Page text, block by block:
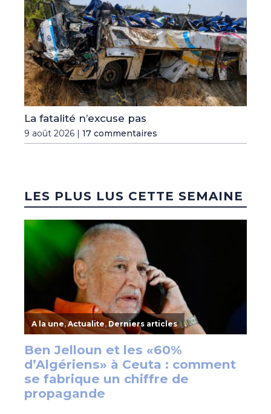
La fatalité n’excuse pas
9 août 2026 | 17 commentaires
LES PLUS LUS CETTE SEMAINE